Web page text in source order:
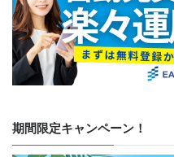
期間限定キャンペーン！